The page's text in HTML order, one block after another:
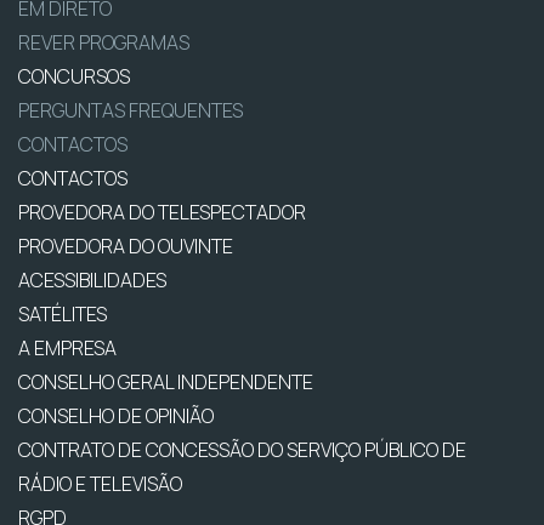
EM DIRETO
REVER PROGRAMAS
CONCURSOS
PERGUNTAS FREQUENTES
CONTACTOS
CONTACTOS
PROVEDORA DO TELESPECTADOR
PROVEDORA DO OUVINTE
ACESSIBILIDADES
SATÉLITES
A EMPRESA
CONSELHO GERAL INDEPENDENTE
CONSELHO DE OPINIÃO
CONTRATO DE CONCESSÃO DO SERVIÇO PÚBLICO DE
RÁDIO E TELEVISÃO
RGPD